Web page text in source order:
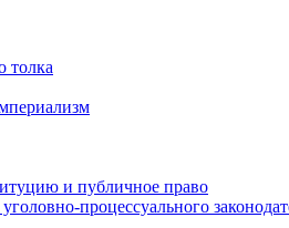
толка
и публичное право
процессуального